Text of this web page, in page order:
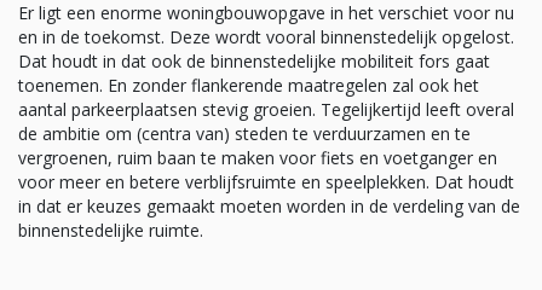
Er ligt een enorme woningbouwopgave in het verschiet voor nu
en in de toekomst. Deze wordt vooral binnenstedelijk opgelost.
Dat houdt in dat ook de binnenstedelijke mobiliteit fors gaat
toenemen. En zonder flankerende maatregelen zal ook het
aantal parkeerplaatsen stevig groeien. Tegelijkertijd leeft overal
de ambitie om (centra van) steden te verduurzamen en te
vergroenen, ruim baan te maken voor fiets en voetganger en
voor meer en betere verblijfsruimte en speelplekken. Dat houdt
in dat er keuzes gemaakt moeten worden in de verdeling van de
binnenstedelijke ruimte.